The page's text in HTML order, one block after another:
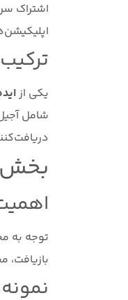
اشتراک
یکی از
شامل
بخش
توجه به